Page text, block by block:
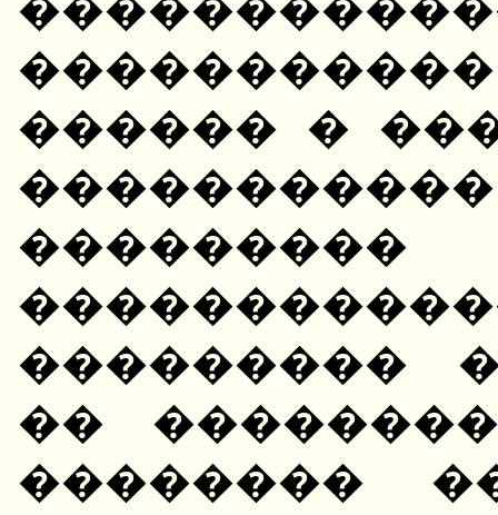
������ �
���������
���������
��
��������